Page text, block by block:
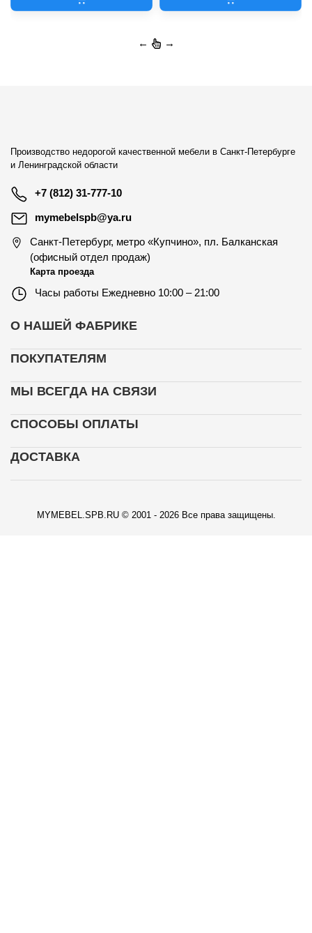
← →
Производство недорогой качественной мебели в Санкт-Петербурге
и Ленинградской области
+7 (812) 31-777-10
mymebelspb@ya.ru
Санкт-Петербург, метро «Купчино», пл. Балканская
(офисный отдел продаж)
Карта проезда
Часы работы Ежедневно 10:00 – 21:00
О НАШЕЙ ФАБРИКЕ
ПОКУПАТЕЛЯМ
МЫ ВСЕГДА НА СВЯЗИ
СПОСОБЫ ОПЛАТЫ
ДОСТАВКА
MYMEBEL.SPB.RU © 2001 - 2026 Все права защищены.